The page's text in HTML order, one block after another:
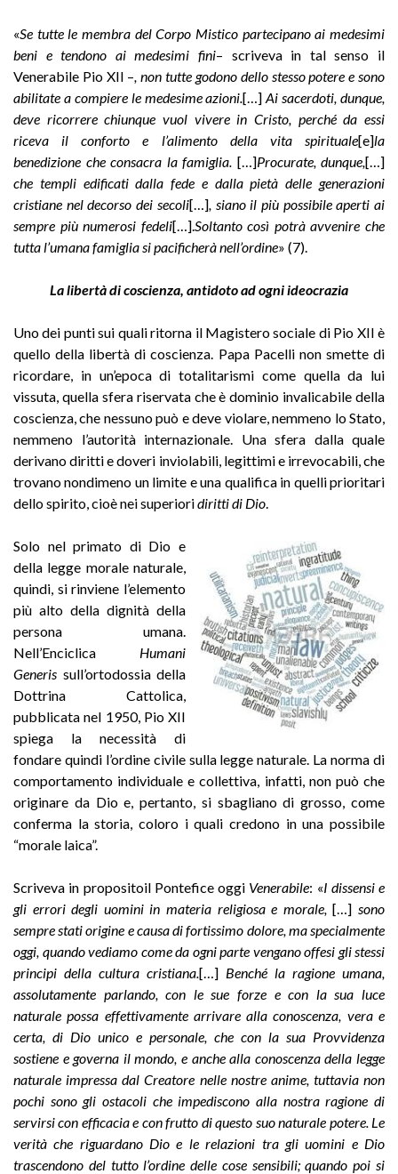
«Se tutte le membra del Corpo Mistico partecipano ai medesimi
beni e tendono ai medesimi fini– scriveva in tal senso il
Venerabile Pio XII – , non tutte godono dello stesso potere e sono
abilitate a compiere le medesime azioni.[…]Ai sacerdoti, dunque,
deve ricorrere chiunque vuol vivere in Cristo, perché da essi
riceva il conforto e l’alimento della vita spirituale[e]la
benedizione che consacra la famiglia. […]Procurate, dunque,[…]
che templi edificati dalla fede e dalla pietà delle generazioni
cristiane nel decorso dei secoli[…], siano il più possibile aperti ai
sempre più numerosi fedeli[…]. Soltanto così potrà avvenire che
tutta l’umana famiglia si pacificherà nell’ordine» (7).
La libertà di coscienza, antidoto ad ogni ideocrazia
Uno dei punti sui quali ritorna il Magistero sociale di Pio XII è
quello della libertà di coscienza. Papa Pacelli non smette di
ricordare, in un’epoca di totalitarismi come quella da lui
vissuta, quella sfera riservata che è dominio invalicabile della
coscienza, che nessuno può e deve violare, nemmeno lo Stato,
nemmeno l’autorità internazionale. Una sfera dalla quale
derivano diritti e doveri inviolabili, legittimi e irrevocabili, che
trovano nondimeno un limite e una qualifica in quelli prioritari
dello spirito, cioè nei superioridiritti di Dio
Solo nel primato di Dio e
della legge morale naturale,
quindi, si rinviene l’elemento
più alto della dignità della
persona umana.
Nell’Enciclica Humani
Generis sull’ortodossia della
Dottrina Cattolica,
pubblicata nel 1950, Pio XII
spiega la necessità di
fondare quindi l’ordine civile sulla legge naturale. La norma di
comportamento individuale e collettiva, infatti, non può che
originare da Dio e, pertanto, si sbagliano di grosso, come
conferma la storia, coloro i quali credono in una possibile
“morale laica”.
Scriveva in propositoil Pontefice oggi Venerabile: «I dissensi e
gli errori degli uomini in materia religiosa e morale, […] sono
sempre stati origine e causa di fortissimo dolore, ma specialmente
oggi, quando vediamo come da ogni parte vengano offesi gli stessi
principi della cultura cristiana.[…] Benché la ragione umana,
assolutamente parlando, con le sue forze e con la sua luce
naturale possa effettivamente arrivare alla conoscenza, vera e
certa, di Dio unico e personale, che con la sua Provvidenza
sostiene e governa il mondo, e anche alla conoscenza della legge
naturale impressa dal Creatore nelle nostre anime, tuttavia non
pochi sono gli ostacoli che impediscono alla nostra ragione di
servirsi con efficacia e con frutto di questo suo naturale potere. Le
verità che riguardano Dio e le relazioni tra gli uomini e Dio
trascendono del tutto l’ordine delle cose sensibili; quando poi si